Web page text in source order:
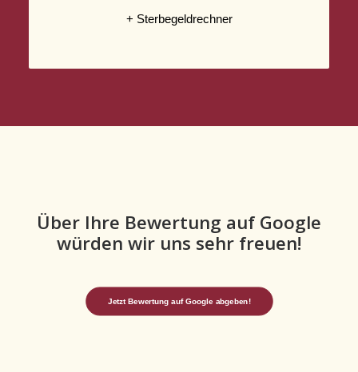
+ Sterbegeldrechner
Über Ihre Bewertung auf Google
würden wir uns sehr freuen!
Jetzt Bewertung auf Google abgeben!